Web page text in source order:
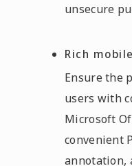
unsecure
Rich
Ensure the
users with
Microsoft
convenient
annotation,